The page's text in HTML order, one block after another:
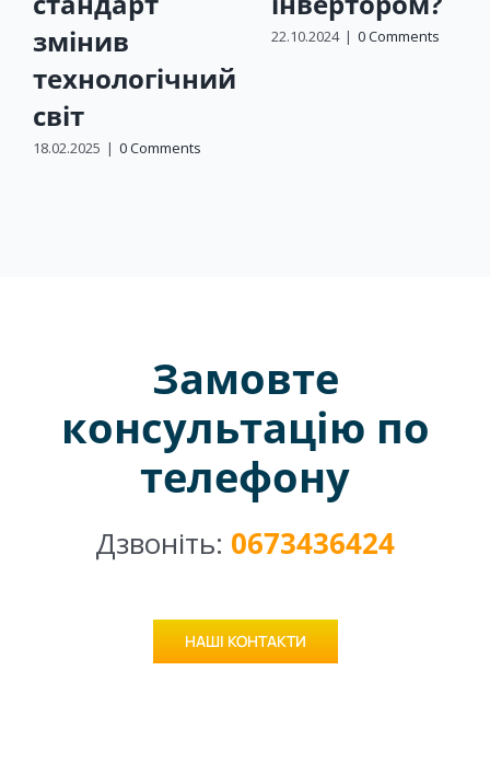
змінив
технологічний
світ
18.02.2025 | 0 Comments
22.10.2024 | 0 Comments
Замовте
консультацію по
телефону
Дзвоніть: 0673436424
НАШІ КОНТАКТИ